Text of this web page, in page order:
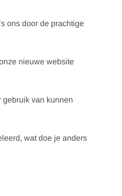
ons door de prachtige
nieuwe website
van kunnen
wat doe je anders